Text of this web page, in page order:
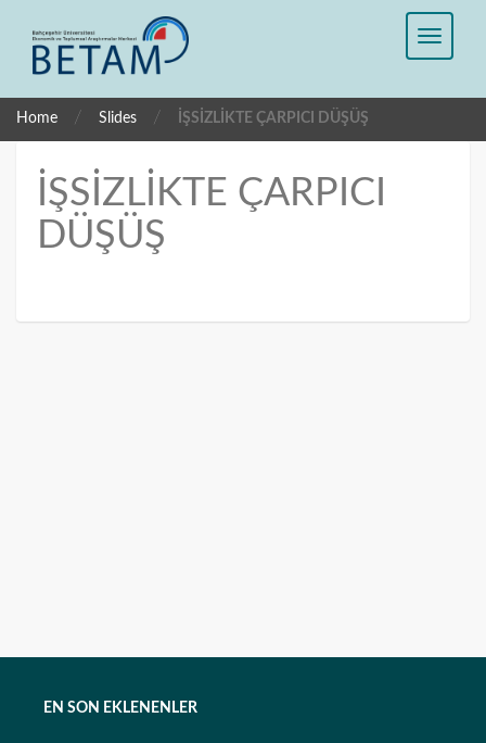
Home / Slides / İŞSİZLİKTE ÇARPICI DÜŞÜŞ
İŞSİZLİKTE ÇARPICI
DÜŞÜŞ
EN SON EKLENENLER